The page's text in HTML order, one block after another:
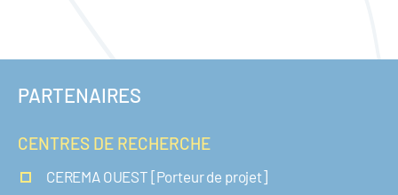
PARTENAIRES
CENTRES DE RECHERCHE
CEREMA OUEST [Porteur de projet]